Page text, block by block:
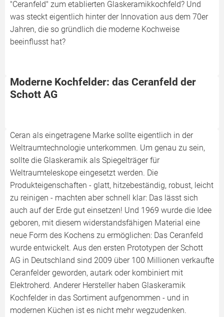
"Ceranfeld" zum etablierten Glaskeramikkochfeld? Und
was steckt eigentlich hinter der Innovation aus dem 70er
Jahren, die so gründlich die moderne Kochweise
beeinflusst hat?
Moderne Kochfelder: das Ceranfeld der
Schott AG
Ceran als eingetragene Marke sollte eigentlich in der
Weltraumtechnologie unterkommen. Um genau zu sein,
sollte die Glaskeramik als Spiegelträger für
Weltraumteleskope eingesetzt werden. Die
Produkteigenschaften - glatt, hitzebeständig, robust, leicht
zu reinigen - machten aber schnell klar: Das lässt sich
auch auf der Erde gut einsetzen! Und 1969 wurde die Idee
geboren, mit diesem widerstandsfähigen Material eine
neue Form des Kochens zu ermöglichen: Das Ceranfeld
wurde entwickelt. Aus den ersten Prototypen der Schott
AG in Deutschland sind 2009 über 100 Millionen verkaufte
Ceranfelder geworden, autark oder kombiniert mit
Elektroherd. Anderer Hersteller haben Glaskeramik
Kochfelder in das Sortiment aufgenommen - und in
modernen Küchen ist es nicht mehr wegzudenken.